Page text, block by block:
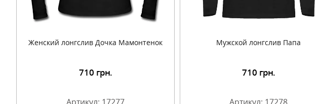
Женский лонгслив Дочка Мамонтенок
710 грн.
Артикул: 17277
Мужской лонгслив Папа
Подробнее 710 грн.
Артикул: 17278
Подробнее